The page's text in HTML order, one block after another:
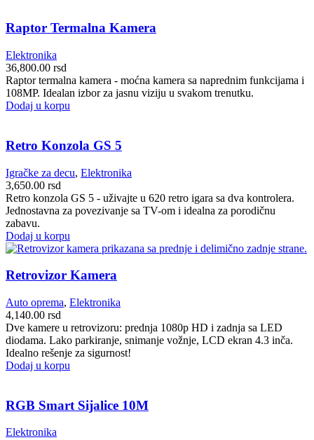
Raptor Termalna Kamera
Elektronika
36,800.00 rsd
Raptor termalna kamera - moćna kamera sa naprednim funkcijama i
108MP. Idealan izbor za jasnu viziju u svakom trenutku.
Dodaj u korpu
Retro Konzola GS 5
Igračke za decu, Elektronika
3,650.00 rsd
Retro konzola GS 5 - uživajte u 620 retro igara sa dva kontrolera.
Jednostavna za povezivanje sa TV-om i idealna za porodičnu
zabavu.
Dodaj u korpu
Retrovizor Kamera
Auto oprema, Elektronika
4,140.00 rsd
Dve kamere u retrovizoru: prednja 1080p HD i zadnja sa LED
diodama. Lako parkiranje, snimanje vožnje, LCD ekran 4.3 inča.
Idealno rešenje za sigurnost!
Dodaj u korpu
RGB Smart Sijalice 10M
Elektronika